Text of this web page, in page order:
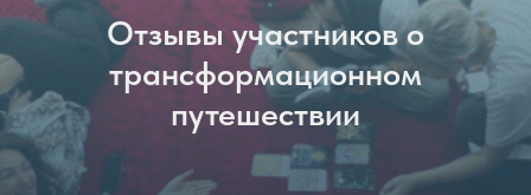
Отзывы участников о
трансформационном
путешествии